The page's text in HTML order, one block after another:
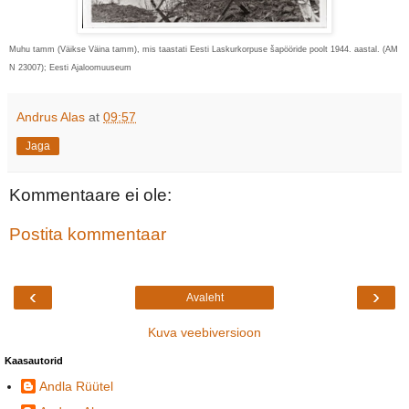
Muhu tamm (Väikse Väina tamm), mis taastati Eesti Laskurkorpuse šapööride poolt 1944. aastal. (AM
N 23007); Eesti Ajaloomuuseum
Andrus Alas at 09:57
Jaga
Kommentaare ei ole:
Postita kommentaar
‹ ›
Avaleht
Kuva veebiversioon
Kaasautorid
Andla Rüütel